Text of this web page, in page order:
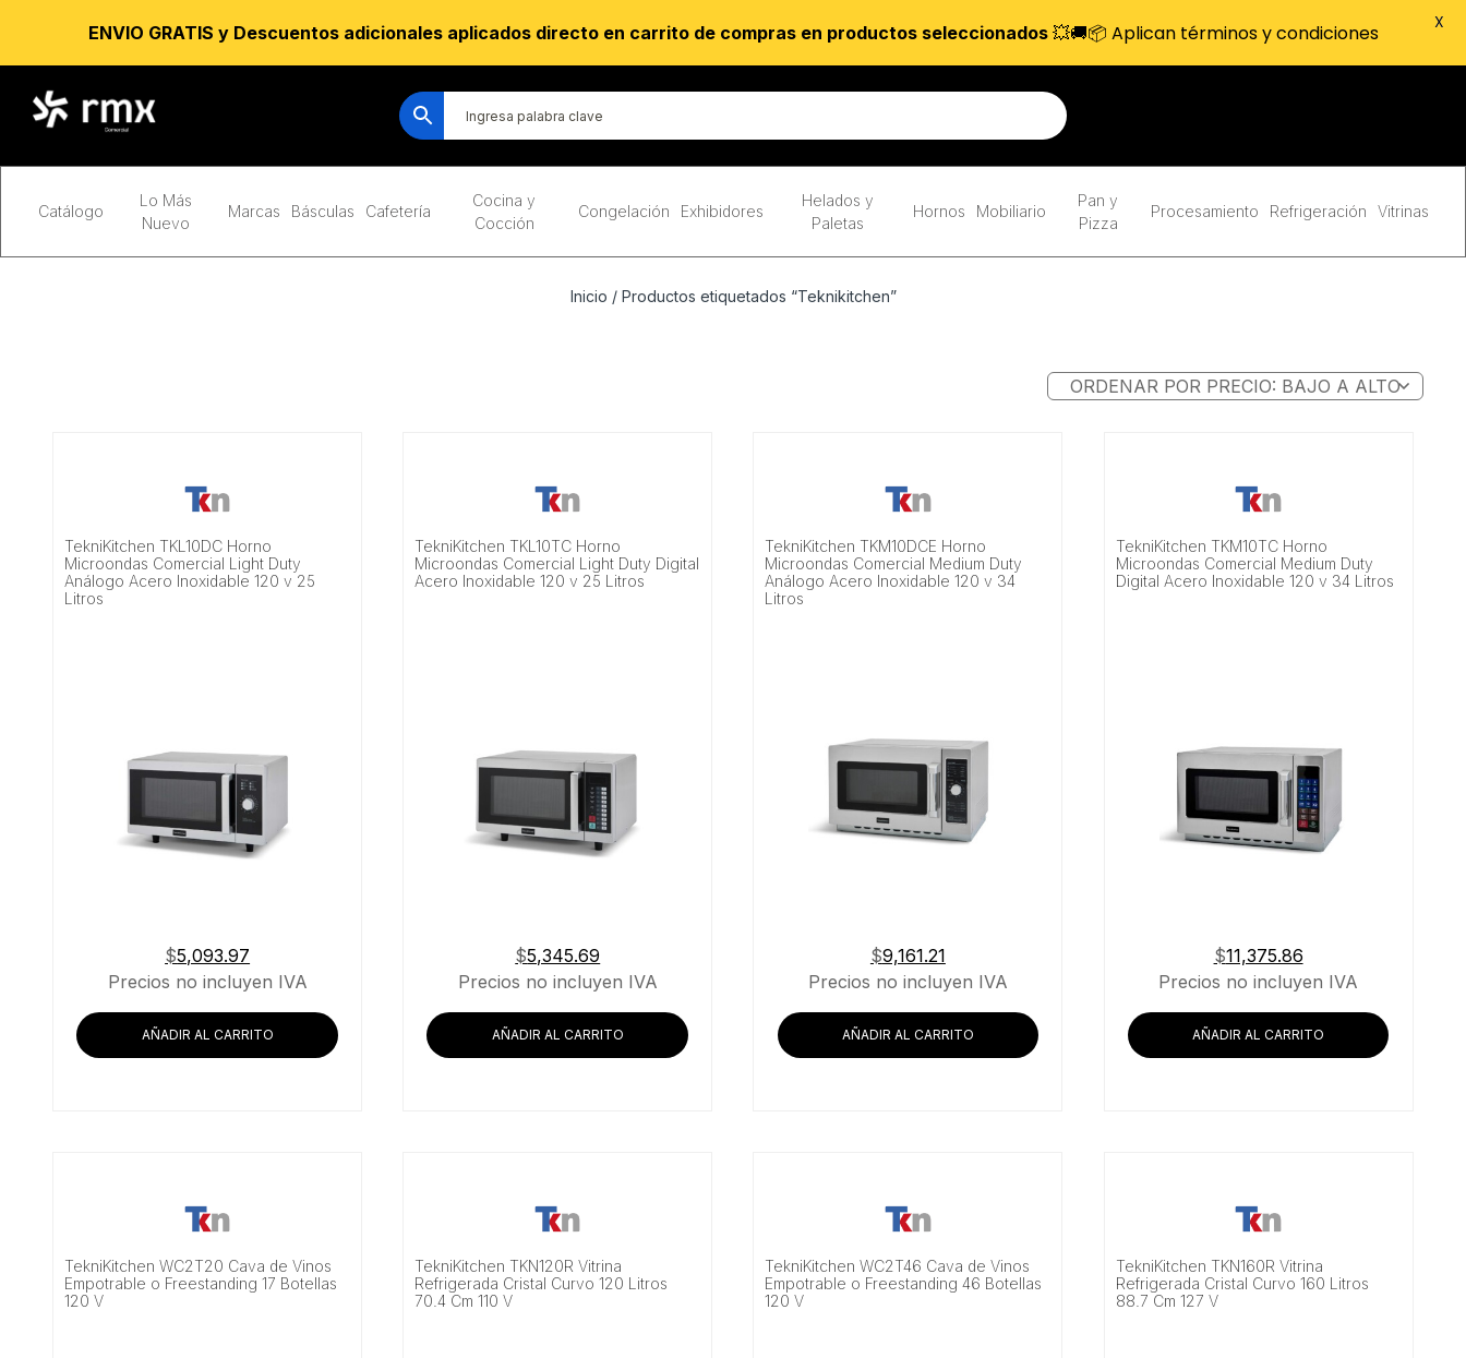
Catálogo
Lo Más
Nuevo
Marcas Básculas Cafetería
Cocina y
Cocción
Congelación Exhibidores
Helados y
Paletas
Hornos Mobiliario
Pan y
Pizza
Procesamiento Refrigeración Vitrinas
Inicio / Productos etiquetados “Teknikitchen”
TekniKitchen TKL10DC Horno
Microondas Comercial Light Duty
Análogo Acero Inoxidable 120 v 25
Litros
$5,093.97
Precios no incluyen IVA
AÑADIR AL CARRITO
TekniKitchen TKL10TC Horno
Microondas Comercial Light Duty Digital
Acero Inoxidable 120 v 25 Litros
$5,345.69
Precios no incluyen IVA
AÑADIR AL CARRITO
TekniKitchen TKM10DCE Horno
Microondas Comercial Medium Duty
Análogo Acero Inoxidable 120 v 34
Litros
$9,161.21
Precios no incluyen IVA
AÑADIR AL CARRITO
TekniKitchen TKM10TC Horno
Microondas Comercial Medium Duty
Digital Acero Inoxidable 120 v 34 Litros
$11,375.86
Precios no incluyen IVA
AÑADIR AL CARRITO
TekniKitchen WC2T20 Cava de Vinos
Empotrable o Freestanding 17 Botellas
120 V
TekniKitchen TKN120R Vitrina
Refrigerada Cristal Curvo 120 Litros
70.4 Cm 110 V
TekniKitchen WC2T46 Cava de Vinos
Empotrable o Freestanding 46 Botellas
120 V
TekniKitchen TKN160R Vitrina
Refrigerada Cristal Curvo 160 Litros
88.7 Cm 127 V
ENVIO GRATIS y Descuentos adicionales aplicados directo en carrito de compras en productos seleccionados💥🚚📦 Aplican términos y condiciones X